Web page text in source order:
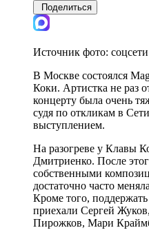
Поделиться
Источник фото: соцсети
В Москве состоялся
Коки. Артистка не раз
концерту была очень
судя по откликам в
выступлением.
На разогреве у Клавы
Дмитриенко. После
собственными
достаточно часто
Кроме того,
приехали Сергей
Пирожков, Мари